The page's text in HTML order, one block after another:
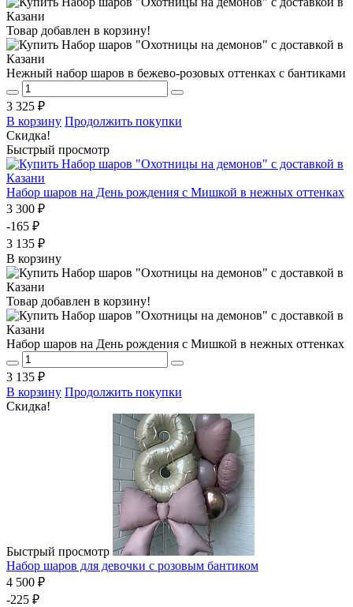
Товар добавлен в корзину!
Нежный набор шаров в бежево-розовых оттенках с бантиками
3 325 ₽
В корзину Продолжить покупки
Скидка!
Быстрый просмотр
Набор шаров на День рождения с Мишкой в нежных оттенках
3 300 ₽
-165 ₽
3 135 ₽
В корзину
Товар добавлен в корзину!
Набор шаров на День рождения с Мишкой в нежных оттенках
3 135 ₽
В корзину Продолжить покупки
Скидка!
Быстрый просмотр
Набор шаров для девочки с розовым бантиком
4 500 ₽
-225 ₽